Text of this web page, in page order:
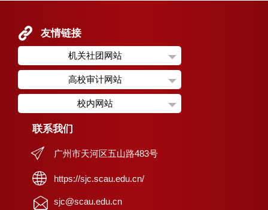
友情链接
机关社团网站
高校审计网站
校内网站
联系我们
广州市天河区五山路483号
https://sjc.scau.edu.cn/
sjc@scau.edu.cn